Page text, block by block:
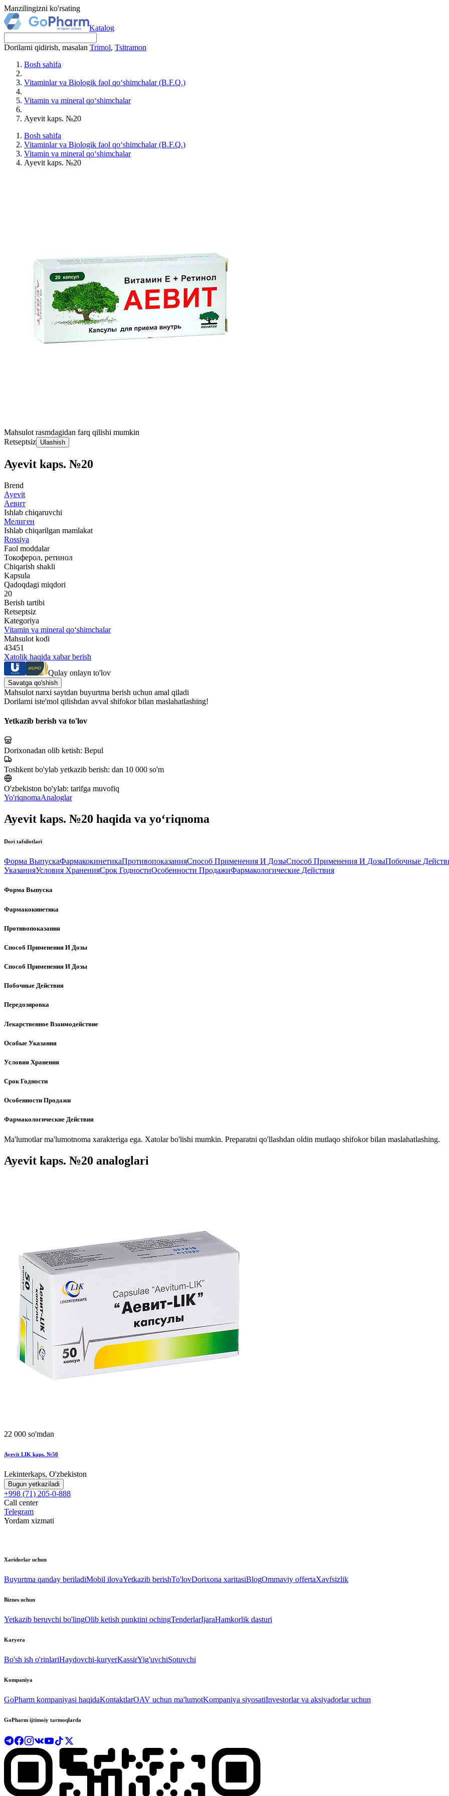
Manzilingizni ko'rsating
Katalog
Dorilarni qidirish, masalan Trimol, Tsitramon
Bosh sahifa
Vitaminlar va Biologik faol qo‘shimchalar (B.F.Q.)
Vitamin va mineral qo‘shimchalar
Ayevit kaps. №20
Bosh sahifa
Vitaminlar va Biologik faol qo‘shimchalar (B.F.Q.)
Vitamin va mineral qo‘shimchalar
Ayevit kaps. №20
Mahsulot rasmdagidan farq qilishi mumkin
Retseptsiz Ulashish
Ayevit kaps. №20
Brend
Ayevit
Аевит
Ishlab chiqaruvchi
Мелиген
Ishlab chiqarilgan mamlakat
Rossiya
Faol moddalar
Токоферол, ретинол
Chiqarish shakli
Kapsula
Qadoqdagi miqdori
20
Berish tartibi
Retseptsiz
Kategoriya
Vitamin va mineral qo‘shimchalar
Mahsulot kodi
43451
Xatolik haqida xabar berish
Qulay onlayn to'lov
Savatga qo'shish
Mahsulot narxi saytdan buyurtma berish uchun amal qiladi
Dorilarni iste'mol qilishdan avval shifokor bilan maslahatlashing!
Yetkazib berish va to'lov
Dorixonadan olib ketish: Bepul
Toshkent bo'ylab yetkazib berish: dan 10 000 so'm
O'zbekiston bo'ylab: tarifga muvofiq
Yo'riqnomaAnaloglar
Ayevit kaps. №20 haqida va yo‘riqnoma
Dori tafsilotlari
Форма ВыпускаФармакокинетикаПротивопоказанияСпособ Применения И ДозыСпособ Применения И ДозыПобочные
УказанияУсловия ХраненияСрок ГодностиОсобенности ПродажиФармакологические Действия
Форма Выпуска
Фармакокинетика
Противопоказания
Способ Применения И Дозы
Способ Применения И Дозы
Побочные Действия
Передозировка
Лекарственное Взаимодействие
Особые Указания
Условия Хранения
Срок Годности
Особенности Продажи
Фармакологические Действия
Ma'lumotlar ma'lumotnoma xarakteriga ega. Xatolar bo'lishi mumkin. Preparatni qo'llashdan oldin mutlaqo shifokor bilan maslahatlashing.
Ayevit kaps. №20 analoglari
22 000 so'mdan
Ayevit LIK kaps. №50
Lekinterkaps, O'zbekiston
Bugun yetkaziladi
+998 (71) 205-0-888
Call center
Telegram
Yordam xizmati
Xaridorlar uchun
Buyurtma qanday beriladiMobil ilovaYetkazib berishTo'lovDorixona xaritasiBlogOmmaviy offertaXavfsizlik
Biznes uchun
Yetkazib beruvchi bo'lingOlib ketish punktini ochingTenderlarIjaraHamkorlik dasturi
Karyera
Bo'sh ish o'rinlariHaydovchi-kuryerKassirYig'uvchiSotuvchi
Kompaniya
GoPharm kompaniyasi haqidaKontaktlarOAV uchun ma'lumotKompaniya siyosatiInvestorlar va aksiyadorlar uchun
GoPharm ijtimoiy tarmoqlarda